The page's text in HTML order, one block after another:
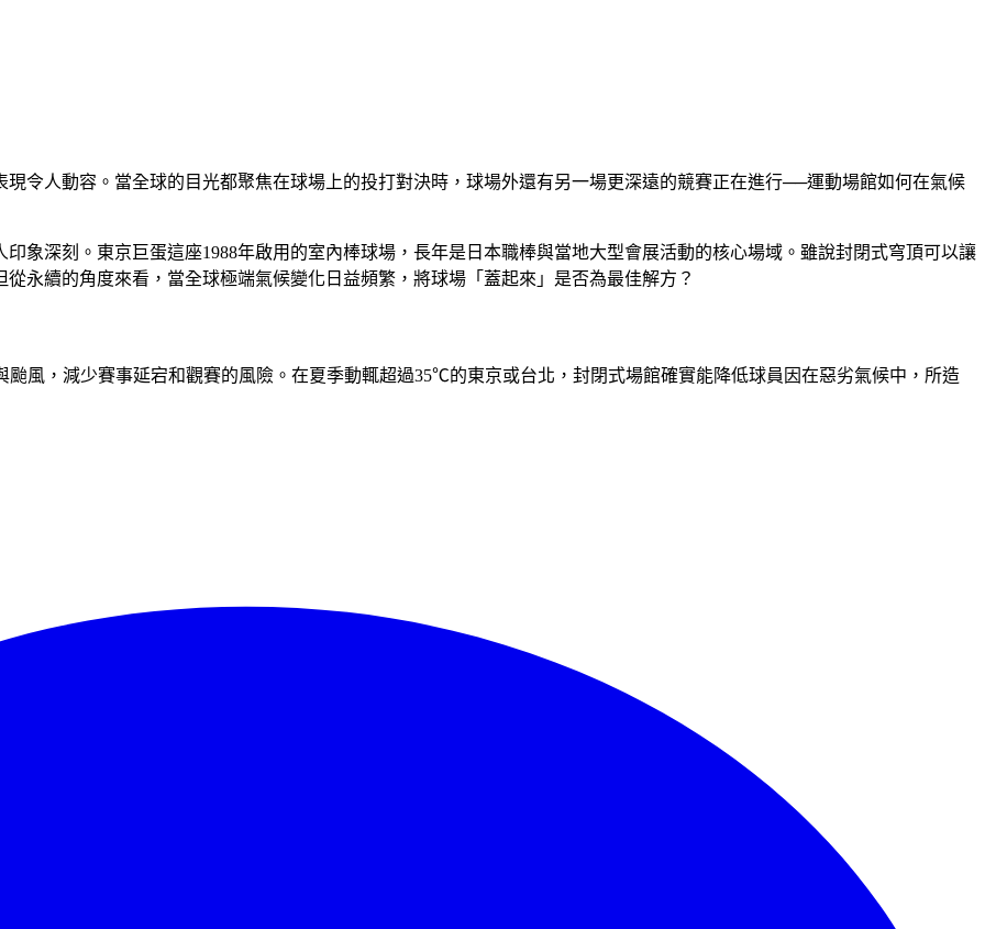
令人動容。當全球的目光都聚焦在球場上的投打對決時，球場外還有另一場更深遠的競賽正在進行──運動場館如何在氣候
象深刻。東京巨蛋這座1988年啟用的室內棒球場，長年是日本職棒與當地大型會展活動的核心場域。雖說封閉式穹頂可以讓
永續的角度來看，當全球極端氣候變化日益頻繁，將球場「蓋起來」是否為最佳解方？
颱風，減少賽事延宕和觀賽的風險。在夏季動輒超過35℃的東京或台北，封閉式場館確實能降低球員因在惡劣氣候中，所造